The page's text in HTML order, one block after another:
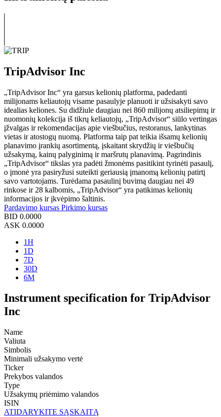
TripAdvisor Inc
„TripAdvisor Inc“ yra garsus kelionių platforma, padedanti
milijonams keliautojų visame pasaulyje planuoti ir užsisakyti savo
idealias keliones. Su didžiule daugiau nei 860 milijonų atsiliepimų ir
nuomonių kolekcija iš tikrų keliautojų, „TripAdvisor“ siūlo vertingas
įžvalgas ir rekomendacijas apie viešbučius, restoranus, lankytinas
vietas ir atostogų nuomą. Platforma taip pat teikia išsamų kelionių
planavimo įrankių asortimentą, įskaitant skrydžių ir viešbučių
užsakymą, kainų palyginimą ir maršrutų planavimą. Pagrindinis
„TripAdvisor“ tikslas yra padėti žmonėms pasitikint tyrinėti pasaulį,
o įmonė yra pasiryžusi suteikti geriausią įmanomą kelionių patirtį
savo vartotojams. Turėdama pasaulinį buvimą daugiau nei 49
rinkose ir 28 kalbomis, „TripAdvisor“ yra patikimas kelionių
informacijos ir įkvėpimo šaltinis.
Pardavimo kursas Pirkimo kursas
BID 0.0000
ASK 0.0000
1H
1D
7D
30D
6M
Instrument specification for TripAdvisor
Inc
Name
Valiuta
Simbolis
Minimali užsakymo vertė
Ticker
Prekybos valandos
Type
Užsakymų priėmimo valandos
ISIN
ATIDARYKITE SĄSKAITĄ